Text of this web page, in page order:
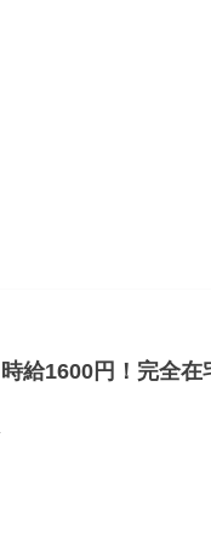
給1600円！完全在